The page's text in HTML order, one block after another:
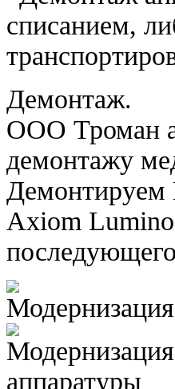
Демонтаж.
ООО Троман
демонтажу
Демонтируем
Axiom